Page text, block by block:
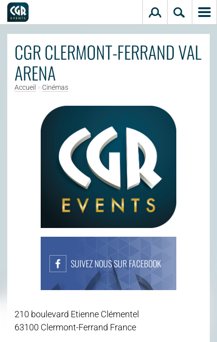
CGR CLERMONT-FERRAND VAL
ARENA
Accueil > Cinémas
SUIVEZ NOUS SUR FACEBOOK
210 boulevard Etienne Clémentel
63100 Clermont-Ferrand France